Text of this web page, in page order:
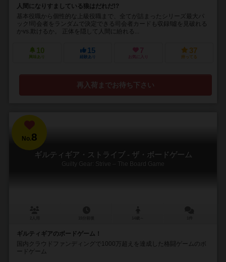
人間になりすましている狼はだれだ!?
基本役職から個性的な上級役職まで、全てが詰まったシリーズ最大パ
ック!司会者をランダムで決定できる司会者カードも収録!噓を見破れる
かvs.欺けるか。 正体を隠して人間に紛れる...
10
興味あり
15
経験あり
7
お気に入り
37
持ってる
再入荷までお待ち下さい
No.8
ギルティギア・ストライブ - ザ・ボードゲーム
Guilty Gear: Strive – The Board Game
ギルティギアのボードゲーム！
国内クラウドファンディングで1000万超えを達成した格闘ゲームのボ
ードゲーム